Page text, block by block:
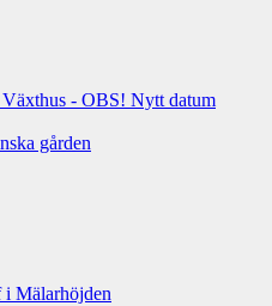
- OBS! Nytt datum
gården
i Mälarhöjden